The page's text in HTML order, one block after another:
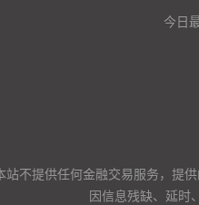
今日
站不提供任何金融交易服务，提
因信息残缺、延时